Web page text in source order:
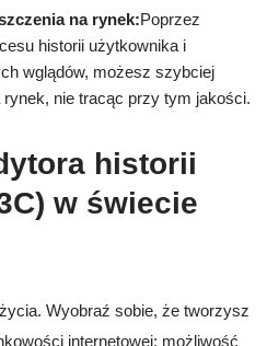
na rynek:Poprzez
historii użytkownika i
wglądów, możesz szybciej
nie tracąc przy tym jakości.
historii
w świecie
Wyobraź sobie, że tworzysz
internetowej: możliwość